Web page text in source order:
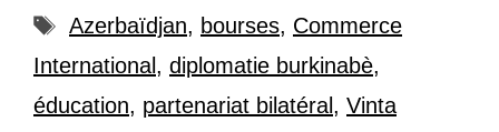
Étiquettes
Azerbaïdjan, bourses, Commerce
International, diplomatie burkinabè,
éducation, partenariat bilatéral, Vinta